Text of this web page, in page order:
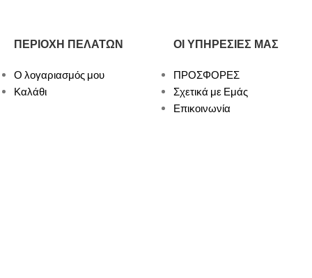
ΠΕΡΙΟΧΗ ΠΕΛΑΤΩΝ
Ο λογαριασμός μου
Καλάθι
ΟΙ ΥΠΗΡΕΣΙΕΣ ΜΑΣ
ΠΡΟΣΦΟΡΕΣ
Σχετικά με Εμάς
Επικοινωνία